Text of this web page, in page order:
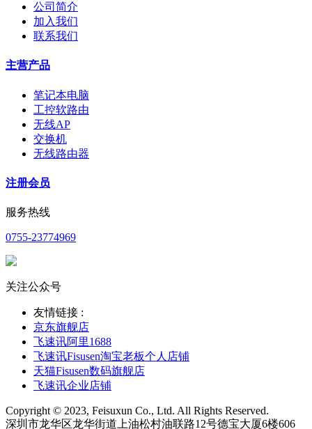
公司简介
加入我们
联系我们
主营产品
笔记本电脑
工控软路由
无线AP
交换机
无线路由器
注册会员
服务热线
0755-23774969
关注公众号
友情链接 :
京东旗舰店
飞速讯阿里1688
飞速讯Fisusen淘宝老板个人店铺
天猫Fisusen数码旗舰店
飞速讯企业店铺
Copyright © 2023, Feisuxun Co., Ltd. All Rights Reserved.
深圳市龙华区龙华街道上油松村油联路12号德宝大厦6楼606